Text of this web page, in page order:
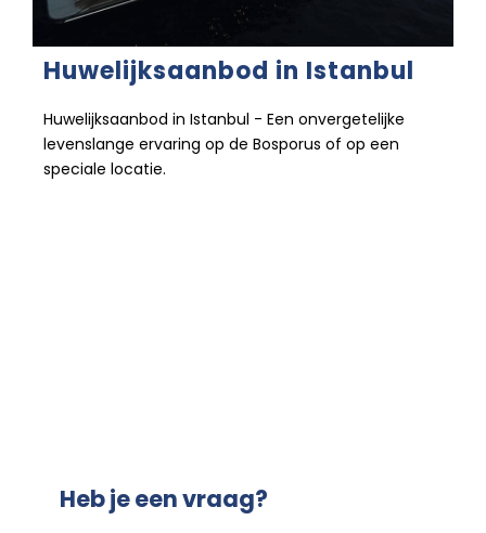
Huwelijksaanbod in Istanbul
Huwelijksaanbod in Istanbul - Een onvergetelijke
levenslange ervaring op de Bosporus of op een
speciale locatie.
Heb je een vraag?